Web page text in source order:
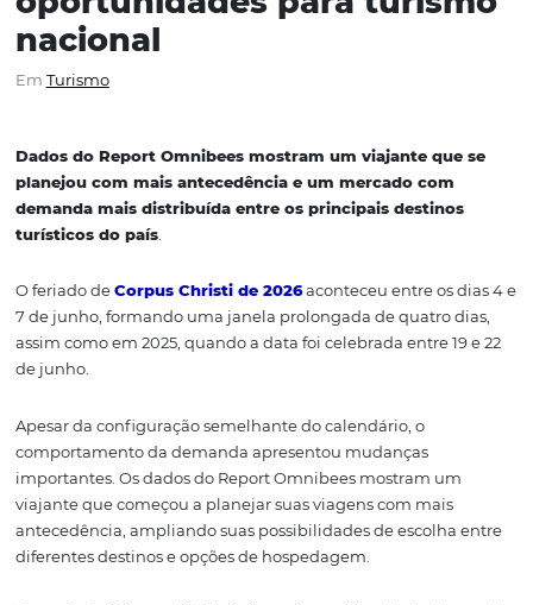
Corpus Christi 2026
demanda mais
nacional
EmTurismo
Dados do Report Omnibees mostram um viajante
planejou com mais antecedência e um mercado
demanda mais distribuída entre os principais
O feriado deCorpus Christi de 2026aconteceu entre
7 de junho, formando uma janela prolongada de quatro
assim como em 2025, quando a data foi celebrada entre
de junho.